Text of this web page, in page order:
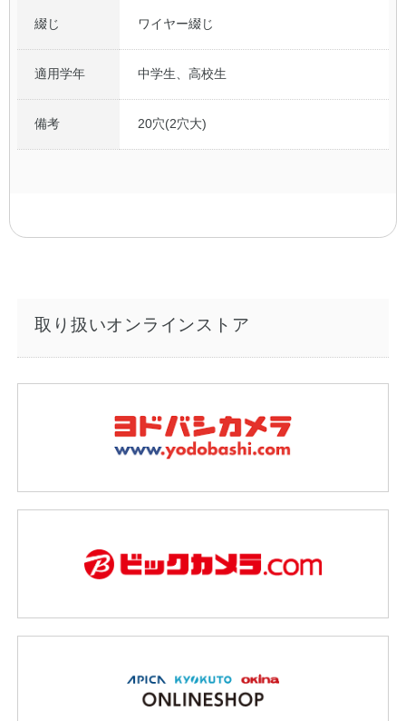
綴じ ワイヤー綴じ
適用学年 中学生、高校生
備考 20穴(2穴大)
取り扱いオンラインストア